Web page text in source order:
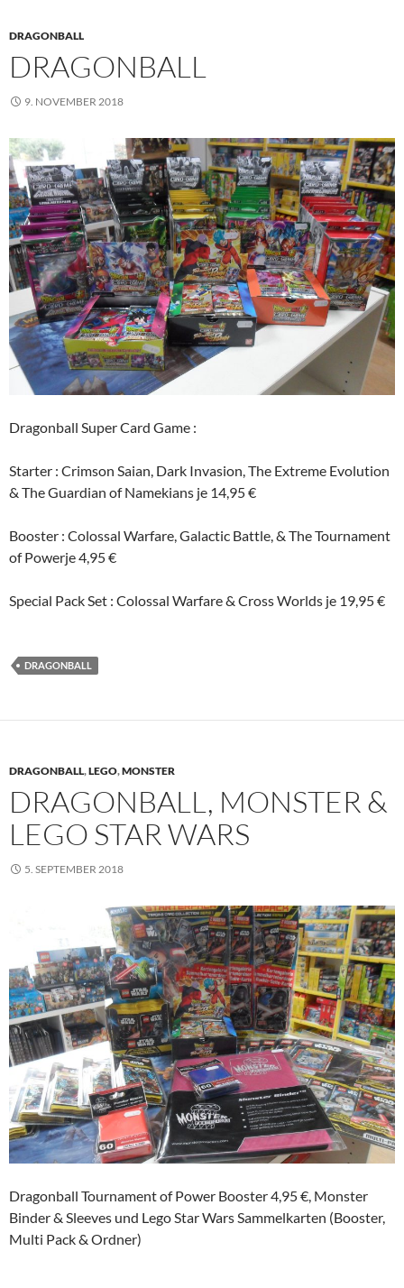
DRAGONBALL
DRAGONBALL
9. NOVEMBER 2018
Dragonball Super Card Game :
Starter : Crimson Saian, Dark Invasion, The Extreme Evolution
& The Guardian of Namekians je 14,95 €
Booster : Colossal Warfare, Galactic Battle, & The Tournament
of Powerje 4,95 €
Special Pack Set : Colossal Warfare & Cross Worlds je 19,95 €
DRAGONBALL
DRAGONBALL,LEGO,MONSTER
DRAGONBALL, MONSTER &
LEGO STAR WARS
5. SEPTEMBER 2018
Dragonball Tournament of Power Booster 4,95 €, Monster
Binder & Sleeves und Lego Star Wars Sammelkarten (Booster,
Multi Pack & Ordner)